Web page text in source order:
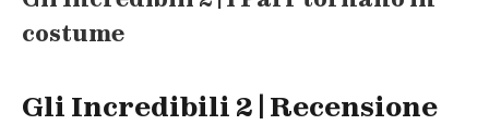
costume
Gli Incredibili 2 | Recensione